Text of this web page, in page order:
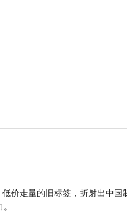
价走量的旧标签，折射出中国